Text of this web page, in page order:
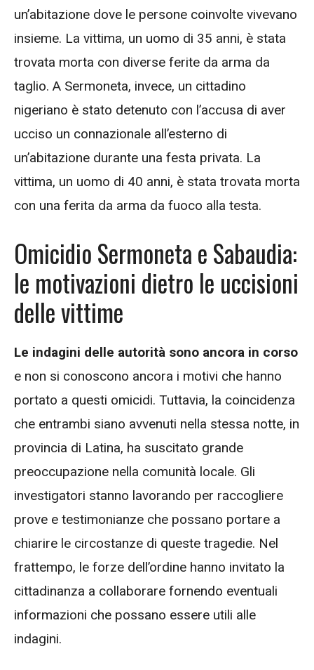
un’abitazione dove le persone coinvolte vivevano
insieme. La vittima, un uomo di 35 anni, è stata
trovata morta con diverse ferite da arma da
taglio. A Sermoneta, invece, un cittadino
nigeriano è stato detenuto con l’accusa di aver
ucciso un connazionale all’esterno di
un’abitazione durante una festa privata. La
vittima, un uomo di 40 anni, è stata trovata morta
con una ferita da arma da fuoco alla testa.
Omicidio Sermoneta e Sabaudia:
le motivazioni dietro le uccisioni
delle vittime
Le indagini delle autorità sono ancora in corso
e non si conoscono ancora i motivi che hanno
portato a questi omicidi. Tuttavia, la coincidenza
che entrambi siano avvenuti nella stessa notte, in
provincia di Latina, ha suscitato grande
preoccupazione nella comunità locale. Gli
investigatori stanno lavorando per raccogliere
prove e testimonianze che possano portare a
chiarire le circostanze di queste tragedie. Nel
frattempo, le forze dell’ordine hanno invitato la
cittadinanza a collaborare fornendo eventuali
informazioni che possano essere utili alle
indagini.